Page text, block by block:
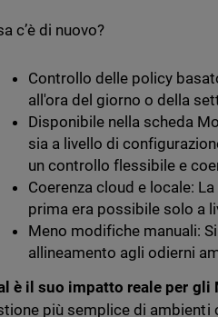
c’è di nuovo?
Controllo delle policy
all'ora del giorno o della
Disponibile nella scheda
sia a livello di
un controllo flessibile e
Coerenza cloud e locale:
prima era possibile solo a
Meno modifiche manuali:
allineamento agli odierni
è il suo impatto reale per gli
più semplice di